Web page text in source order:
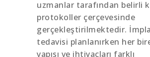
uzmanlar tarafından belirli
protokoller çerçevesinde
gerçekleştirilmektedir.
tedavisi planlanırken her
yapısı ve ihtiyaçları farklı